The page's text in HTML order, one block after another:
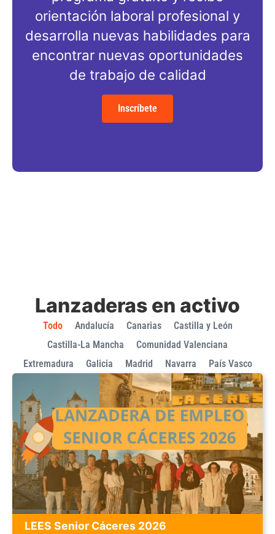
orientación laboral profesional y
desarrolla nuevas habilidades para
encontrar nuevas oportunidades
de trabajo de calidad
Inscríbete
Lanzaderas en activo
Andalucía Canarias
Castilla y León
Castilla-La Mancha
Comunidad Valenciana
Extremadura
Galicia Madrid Navarra País Vasco
Todo
LEES Senior Cáceres 2026